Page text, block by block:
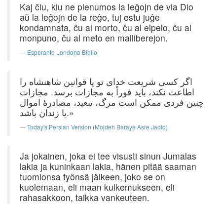
Kaj ĉiu, kiu ne plenumos la leĝojn de via Dio
aŭ la leĝojn de la reĝo, tuj estu juĝe
kondamnata, ĉu al morto, ĉu al elpelo, ĉu al
monpuno, ĉu al meto en malliberejon.
Esperanto Londona Biblio
اگر کسی شریعت خدای تو یا قوانین شاهنشاه را
اطاعت نکند، باید فوراً به مجازات برسد. مجازات
چنین فردی ممکن است مرگ، تبعید، مصادرهٔ اموال
یا زندان باشد.»
Today's Persian Version (Mojdeh Baraye Asre Jadid)
Ja jokainen, joka ei tee visusti sinun Jumalas
lakia ja kuninkaan lakia, hänen pitää saaman
tuomionsa työnsä jälkeen, joko se on
kuolemaan, eli maan kulkemukseen, eli
rahasakkoon, taikka vankeuteen.